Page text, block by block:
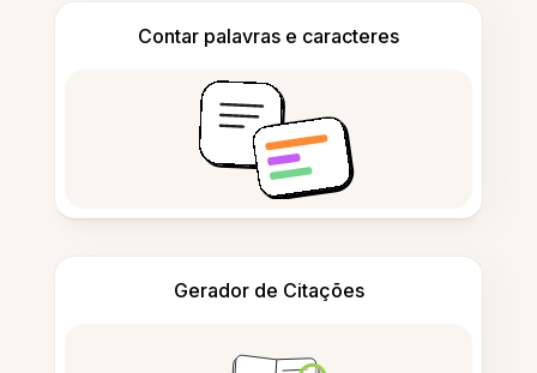
Contar palavras e caracteres
Gerador de Citações